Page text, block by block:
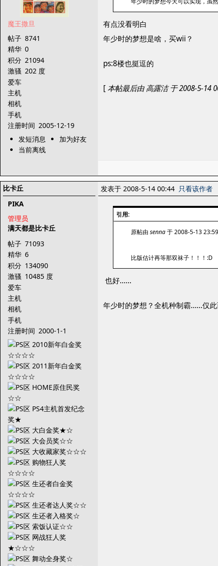
魔王撒旦
帖子 8741
精华 0
积分 21094
激骚 202 度
爱车
主机
相机
手机
注册时间 2005-12-19
发短消息
加为好友
当前离线
有点没看明白
年少时的梦想是啥，买wii？
ps:8楼也挺逗的
[本帖最后由 高露洁 于 2008-5-14
比卡丘
PIKA
管理员
满天都是比卡丘
帖子 71093
精华 6
积分 134090
激骚 10485 度
爱车
主机
相机
手机
注册时间 2000-1-1
发表于 2008-5-14 00:44 只看该作者
引用:
原帖由 senna于 2008-5-13
比版估计再等那双袜子！！！:D
也好……
年少时的梦想？全机种制霸……仅